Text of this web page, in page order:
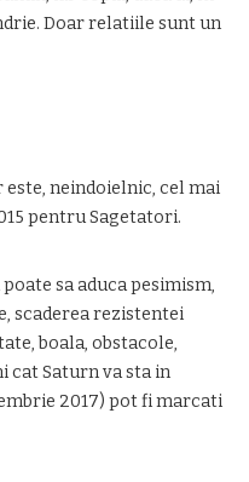
Doar relatiile sunt un
neindoielnic, cel mai
pentru Sagetatori.
sa aduca pesimism,
scaderea rezistentei
boala, obstacole,
cat Saturn va sta in
2017) pot fi marcati